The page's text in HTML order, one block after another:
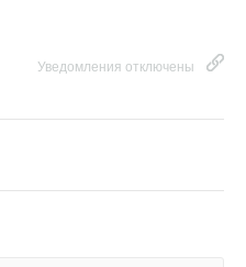
Уведомления отключены